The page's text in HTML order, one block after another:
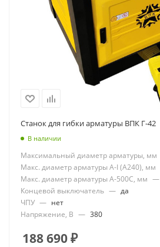
Станок для гибки арматуры ВПК Г-42
В наличии
Максимальный диаметр арматуры, мм
Макс. диаметр арматуры А-I (А240), мм
Макс. диаметр арматуры А-500С, мм —
Концевой выключатель — да
ЧПУ — нет
Напряжение, В — 380
188 690₽